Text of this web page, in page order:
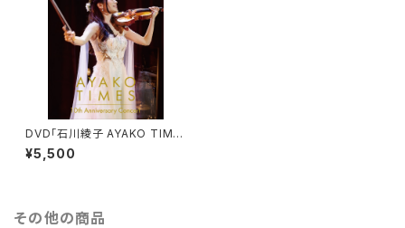
DVD「石川綾子 AYAKO TIME
S 10th Anniversary Concer
t」
¥5,500
その他の商品